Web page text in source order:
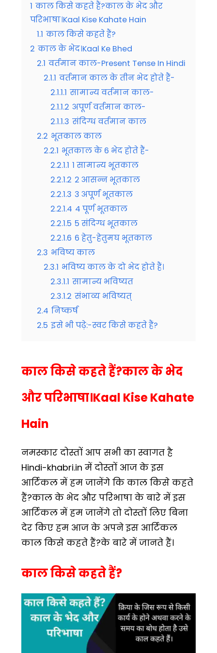
1 काल किसे कहते हैं?काल के भेद और
परिभाषा।Kaal Kise Kahate Hain
1.1 काल किसे कहते हैं?
2 काल के भेद।Kaal Ke Bhed
2.1 वर्तमान काल-Present Tense In Hindi
2.1.1 वर्तमान काल के तीन भेद होते हैं-
2.1.1.1 सामान्य वर्तमान काल-
2.1.1.2 अपूर्ण वर्तमान काल-
2.1.1.3 संदिग्ध वर्तमान काल
2.2 भूतकाल काल
2.2.1 भूतकाल के 6 भेद होते हैं-
2.2.1.1 1 सामान्य भूतकाल
2.2.1.2 2 आसन्न भूतकाल
2.2.1.3 3 अपूर्ण भूतकाल
2.2.1.4 4 पूर्ण भूतकाल
2.2.1.5 5 संदिग्ध भूतकाल
2.2.1.6 6 हेतु-हेतुमघ भूतकाल
2.3 भविष्य काल
2.3.1 भविष्य काल के दो भेद होते हैं।
2.3.1.1 सामान्य भविष्यत
2.3.1.2 संभाव्य भविष्यत्
2.4 निष्कर्ष
2.5 इसे भी पढ़े:-स्वर किसे कहते हैं?
काल किसे कहते हैं?काल के भेद
और परिभाषा।Kaal Kise Kahate
Hain
नमस्कार दोस्तों आप सभी का स्वागत है
Hindi-khabri.in में दोस्तों आज के इस
आर्टिकल में हम जानेंगे कि काल किसे कहते
हैं?काल के भेद और परिभाषा के बारे में इस
आर्टिकल में हम जानेंगे तो दोस्तों लिए बिना
देर किए हम आज के अपने इस आर्टिकल
काल किसे कहते हैं?के बारे में जानते हैं।
काल किसे कहते हैं?